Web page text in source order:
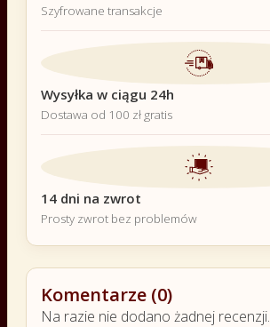
Szyfrowane transakcje
Wysyłka w ciągu 24h
Dostawa od 100 zł gratis
14 dni na zwrot
Prosty zwrot bez problemów
Komentarze (0)
Na razie nie dodano żadnej recenzji.